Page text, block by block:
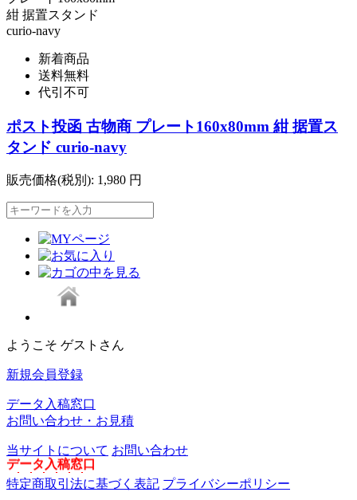
新着商品
送料無料
代引不可
ポスト投函 古物商 プレート160x80mm 紺 据置ス
タンド curio-navy
販売価格(税別): 1,980 円
ようこそ ゲストさん
新規会員登録
データ入稿窓口
お問い合わせ・お見積
当サイトについて お問い合わせ
デー タ入稿窓口
特定商取引法に基づく表記 プライバシーポリシー